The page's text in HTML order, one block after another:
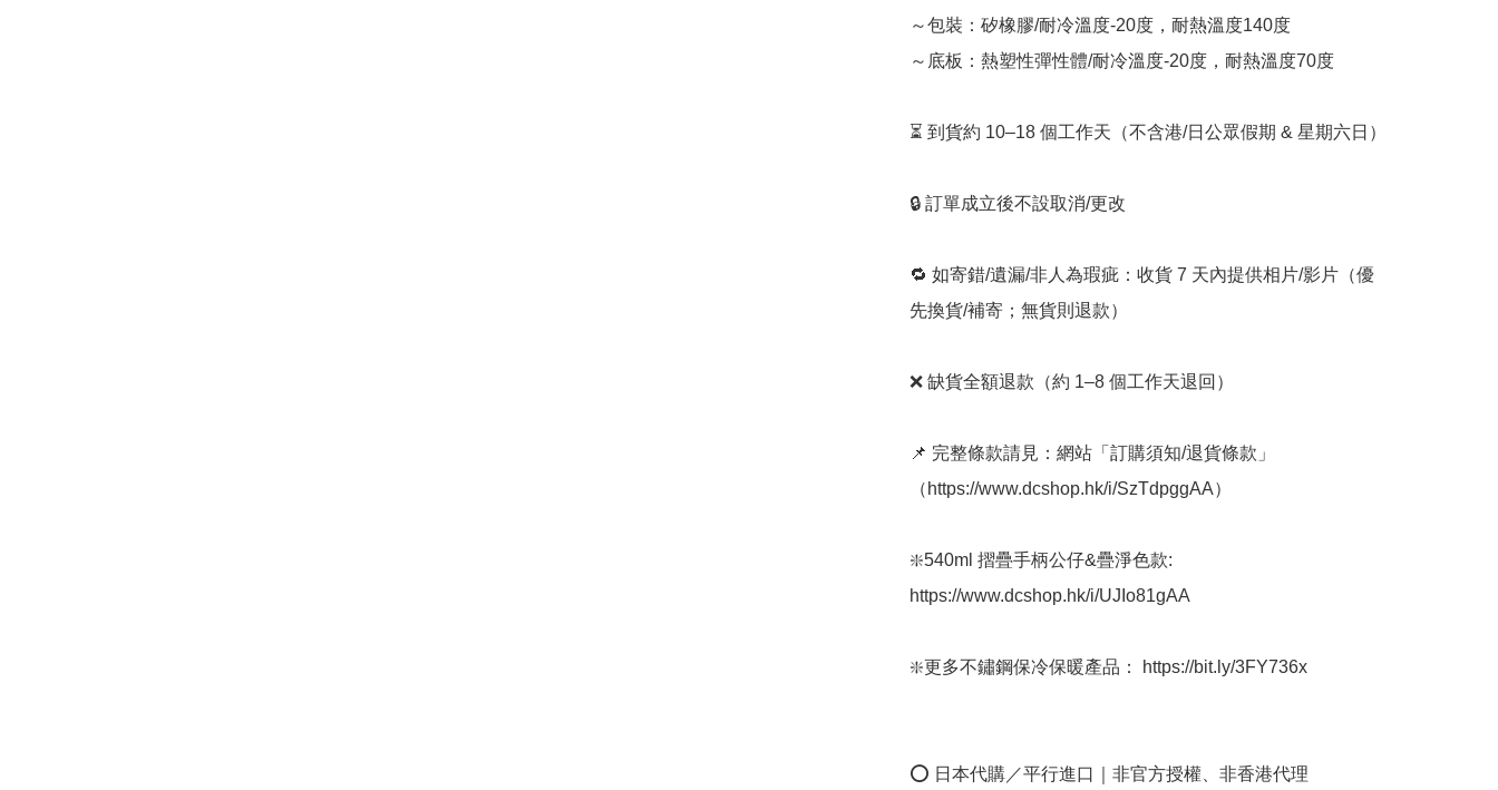
～包裝：矽橡膠/耐冷溫度-20度，耐熱溫度140度
～底板：熱塑性彈性體/耐冷溫度-20度，耐熱溫度70度
⏳ 到貨約 10–18 個工作天（不含港/日公眾假期 & 星期六日）
🔒 訂單成立後不設取消/更改
🔁 如寄錯/遺漏/非人為瑕疵：收貨 7 天內提供相片/影片（優
先換貨/補寄；無貨則退款）
❌ 缺貨全額退款（約 1–8 個工作天退回）
📌 完整條款請見：網站「訂購須知/退貨條款」
（https://www.dcshop.hk/i/SzTdpggAA）  ﻿
❇️540ml 摺疊手柄公仔&疊淨色款:
https://www.dcshop.hk/i/UJIo81gAA
❇️更多不鏽鋼保冷保暖產品： https://bit.ly/3FY736x
⭕ 日本代購／平行進口｜非官方授權、非香港代理